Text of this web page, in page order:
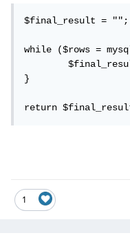
$final_result = "";
while ($rows =
}
return
1